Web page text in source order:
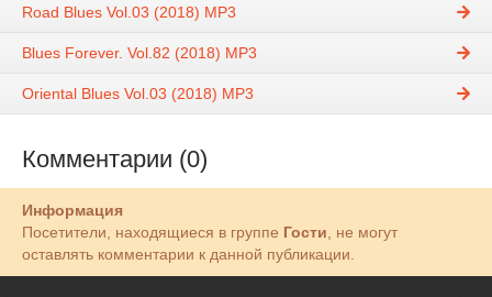
Road Blues Vol.03 (2018) MP3
Blues Forever. Vol.82 (2018) MP3
Oriental Blues Vol.03 (2018) MP3
Комментарии (0)
Информация
Посетители, находящиеся в группе Гости, не могут
оставлять комментарии к данной публикации.